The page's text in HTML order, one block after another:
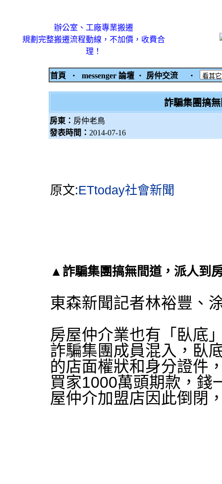
辦公室、工廠專業搬遷
規劃完整搬遷流程動線，不加價，收費合
理！
首頁 ‧ messenger 論壇 ‧ 房仲交流 ‧
詐騙集團搞
房東： 房仲老鳥
發表時間： 2014-07-16
原文:ETtoday社會新聞
▲詐騙集團搞無間道，派人到
東森新聞記者林裕豐、
房屋仲介業也有「臥底
詐騙集團成員混入，臥
的店面權狀和身分證件
買家1000萬頭期款，錢
屋仲介加盟店因此倒閉